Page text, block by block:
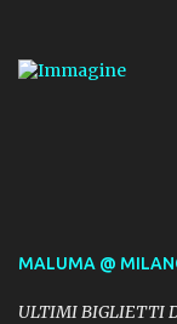
MALUMA @
ULTIMI BIGLIETTI